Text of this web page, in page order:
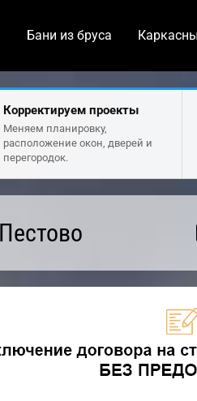
Бани из бруса
Корректируем проекты
Меняем планировку,
расположение окон, дверей и
перегородок.